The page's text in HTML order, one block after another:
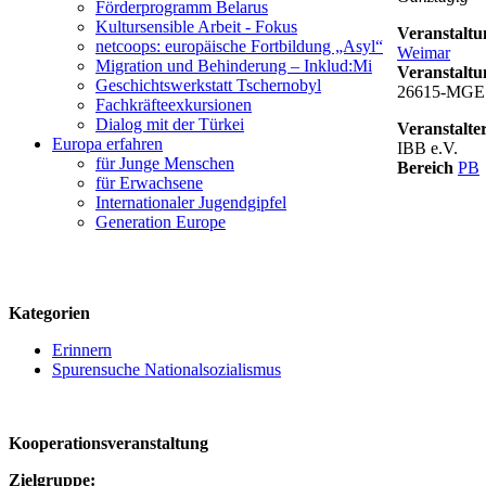
Förderprogramm Belarus
Kultursensible Arbeit - Fokus
netcoops: europäische Fortbildung „Asyl“
Migration und Behinderung – Inklud:Mi
Geschichtswerkstatt Tschernobyl
Fachkräfteexkursionen
Dialog mit der Türkei
Europa erfahren
für Junge Menschen
für Erwachsene
Internationaler Jugendgipfel
Generation Europe
Weimar
26615-MGE
IBB e.V.
Bereich PB
Kategorien
Erinnern
Spurensuche Nationalsozialismus
Kooperationsveranstaltung
Zielgruppe: